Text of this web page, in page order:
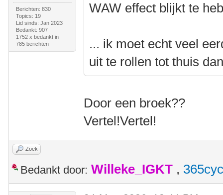
Berichten: 830
Topics: 19
Lid sinds: Jan 2023
Bedankt: 907
1752 x bedankt in
785 berichten
WAW effect blijkt te
... ik moet echt veel
uit te rollen tot thuis
Door een broek??
Vertel!Vertel!
Zoek
Bedankt door: Willeke_IGKT ,